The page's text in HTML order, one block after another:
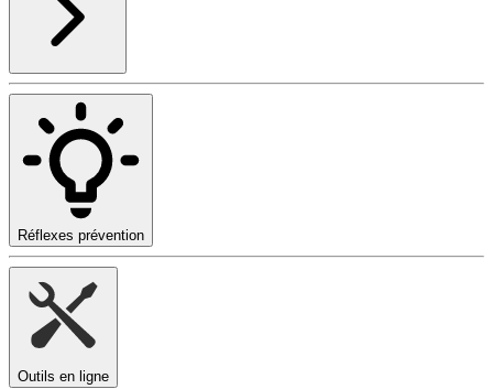
Réflexes prévention
Outils en ligne